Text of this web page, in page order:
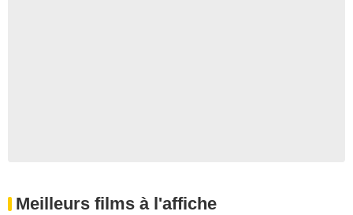
Meilleurs films à l'affiche